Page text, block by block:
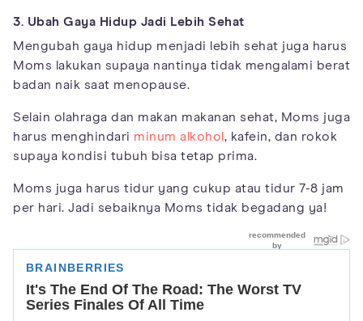
3. Ubah Gaya Hidup Jadi Lebih Sehat
Mengubah gaya hidup menjadi lebih sehat juga harus
Moms lakukan supaya nantinya tidak mengalami berat
badan naik saat menopause.
Selain olahraga dan makan makanan sehat, Moms juga
harus menghindari minum alkohol , kafein, dan rokok
supaya kondisi tubuh bisa tetap prima.
Moms juga harus tidur yang cukup atau tidur 7-8 jam
per hari. Jadi sebaiknya Moms tidak begadang ya!